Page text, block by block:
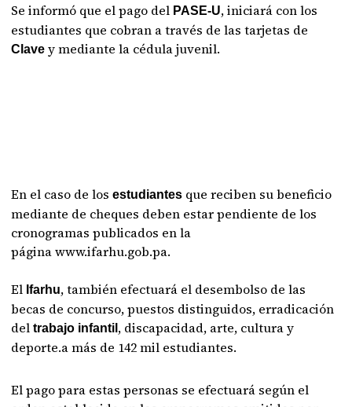
Se informó que el pago del PASE-U, iniciará con los
estudiantes que cobran a través de las tarjetas de
Clave y mediante la cédula juvenil.
En el caso de losestudiantes que reciben su beneficio
mediante de cheques deben estar pendiente de los
cronogramas publicados en la
página www.ifarhu.gob.pa.
El Ifarhu, también efectuará el desembolso de las
becas de concurso, puestos distinguidos, erradicación
deltrabajo infantil , discapacidad, arte, cultura y
deporte.a más de 142 mil estudiantes.
El pago para estas personas se efectuará según el